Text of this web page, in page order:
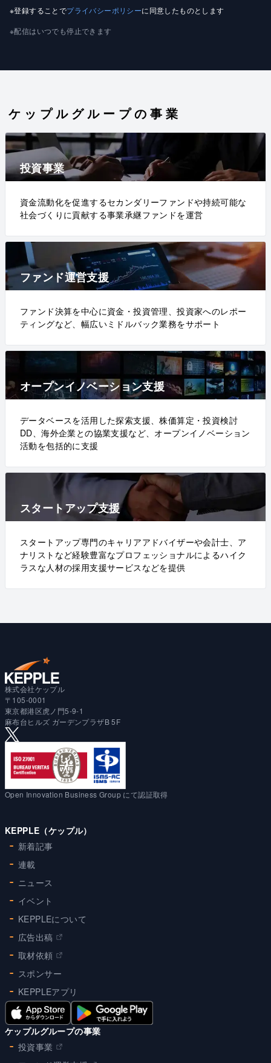
※登録することでプライバシーポリシーに同意したものとします
※配信はいつでも停止できます
ケップルグループの事業
投資事業
資金流動化を促進するセカンダリーファンドや持続可能な
社会づくりに貢献する事業承継ファンドを運営
ファンド運営支援
ファンド決算を中心に資金・投資管理、投資家へのレポー
ティングなど、幅広いミドルバック業務をサポート
オープンイノベーション支援
データベースを活用した探索支援、株価算定・投資検討
DD、海外企業との協業支援など、オープンイノベーション
活動を包括的に支援
スタートアップ支援
スタートアップ専門のキャリアアドバイザーや会計士、ア
ナリストなど経験豊富なプロフェッショナルによるハイク
ラスな人材の採用支援サービスなどを提供
株式会社ケップル
〒105-0001
東京都港区虎ノ門5-9-1
麻布台ヒルズ ガーデンプラザB 5F
Open Innovation Business Group にて認証取得
KEPPLE（ケップル）
新着記事
連載
ニュース
イベント
KEPPLEについて
広告出稿
取材依頼
スポンサー
KEPPLEアプリ
ケップルグループの事業
投資事業